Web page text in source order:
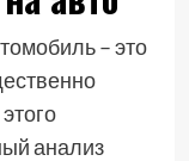
– это
анализ